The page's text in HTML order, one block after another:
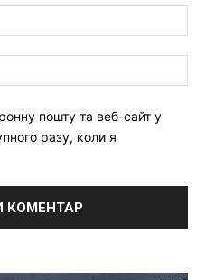
пошту та веб-сайт у
разу, коли я